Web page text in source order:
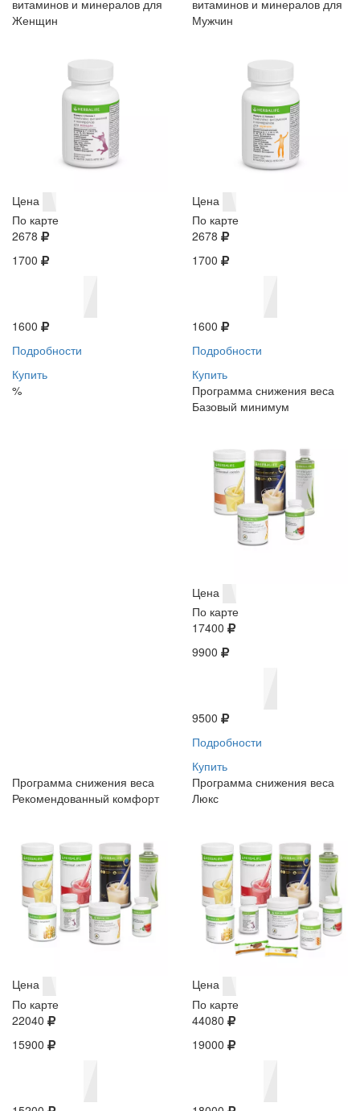
витаминов и минералов для
Женщин
Цена
По карте
2678
1700
1600
Подробности
Купить
%
витаминов и минералов для
Мужчин
Цена
По карте
2678
1700
1600
Подробности
Купить
Программа снижения веса
Базовый минимум
Цена
По карте
17400
9900
9500
Подробности
Купить
Программа снижения веса
Рекомендованный комфорт
Цена
По карте
22040
15900
Программа снижения веса
Люкс
Цена
По карте
44080
19000